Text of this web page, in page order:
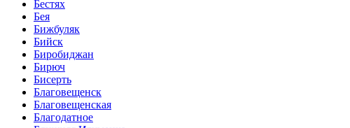
Бестях
Бея
Бижбуляк
Бийск
Биробиджан
Бирюч
Бисерть
Благовещенск
Благовещенская
Благодатное